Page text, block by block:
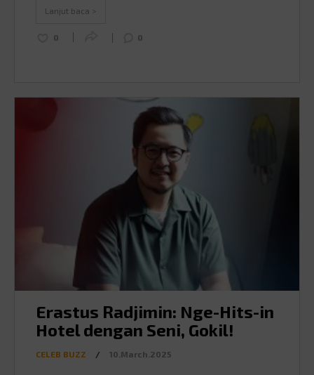
berikut beberapa tempat terbaik …
Lanjut baca >
0 0
Erastus Radjimin: Nge-Hits-in
Hotel dengan Seni, Gokil!
CELEB BUZZ / 10.March.2025